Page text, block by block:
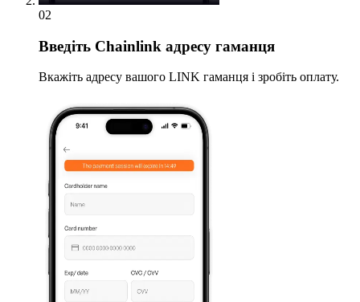
02
Введіть Chainlink адресу гаманця
Вкажіть адресу вашого LINK гаманця і зробіть оплату.